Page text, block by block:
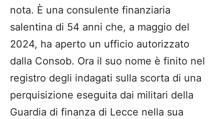
nota. È una consulente finanziaria
salentina di 54 anni che, a maggio del
2024, ha aperto un ufficio autorizzato
dalla Consob. Ora il suo nome è finito nel
registro degli indagati sulla scorta di una
perquisizione eseguita dai militari della
Guardia di finanza di Lecce nella sua